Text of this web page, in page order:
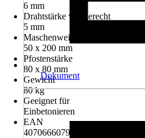
6 mm
Drahtstärke waagerecht
5 mm
Maschenweite
50 x 200 mm
Pfostenstärke
80 x 80 mm
Gewicht
80 kg
Geeignet für
Einbetonieren
EAN
4070666079210
Dokument